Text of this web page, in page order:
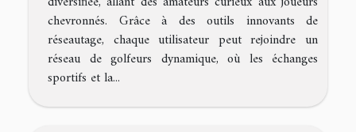
chevronnés. Grâce à des outils innovants de
réseautage, chaque utilisateur peut rejoindre un
réseau de golfeurs dynamique, où les échanges
sportifs et la...